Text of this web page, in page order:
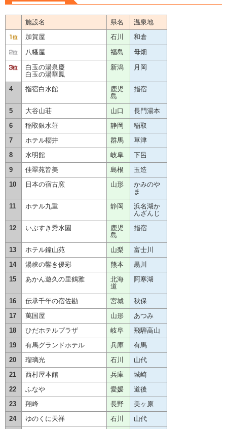
施設名 県名
温泉地
加賀屋
石川
和倉
八幡屋
福島
母畑
白玉の湯泉慶
白玉の湯華鳳
新潟 月岡
4 指宿白水館
鹿児
島
指宿
5 大谷山荘 山口
長門湯本
6
稲取銀水荘 静岡
稲取
7
ホテル櫻井 群馬
草津
8
水明館 岐阜
下呂
9
佳翠苑皆美 島根
玉造
10
日本の宿古窯 山形
かみのや
ま
11
ホテル九重 静岡
浜名湖か
んざんじ
12
いぶすき秀水園
鹿児
島
指宿
13 ホテル鐘山苑 山梨
富士川
14
湯峡の響き優彩 熊本
黒川
15
あかん遊久の里鶴雅
北海
道
阿寒湖
16 伝承千年の宿佐勘 宮城
秋保
17
萬国屋 山形
あつみ
18
ひだホテルプラザ 岐阜
飛騨高山
19
有馬グランドホテル 兵庫
有馬
20
瑠璃光 石川
山代
21
西村屋本館 兵庫
城崎
22
ふなや 愛媛
道後
23
翔峰 長野
美ヶ原
24
ゆのくに天祥 石川
山代